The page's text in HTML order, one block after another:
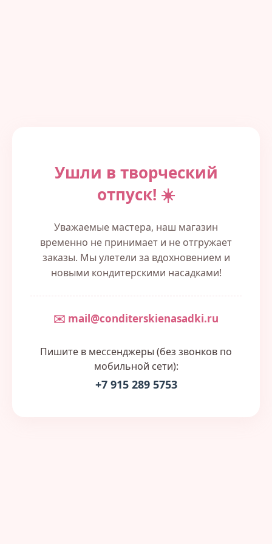
Ушли в творческий
отпуск! ☀️
Уважаемые мастера, наш магазин
временно не принимает и не отгружает
заказы. Мы улетели за вдохновением и
новыми кондитерскими насадками!
✉️ mail@conditerskienasadki.ru
Пишите в мессенджеры (без звонков по
мобильной сети):
+7 915 289 5753